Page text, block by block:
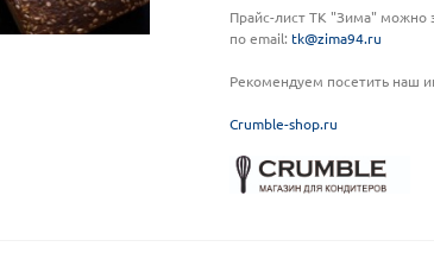
Прайс-лист ТК "Зима" можно
по email: tk@zima94.ru
Рекомендуем посетить наш
Crumble-shop.ru